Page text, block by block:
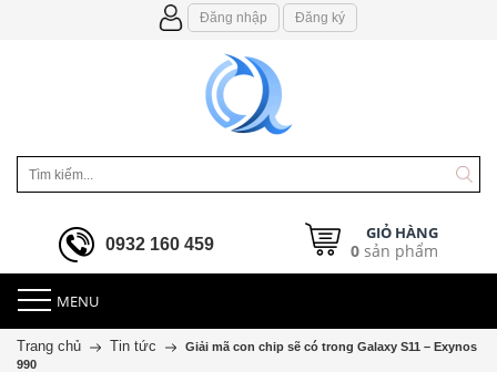
Đăng nhập Đăng ký
0932 160 459
GIỎ HÀNG
0sản phẩm
MENU
Trang chủ Tin tức
Giải mã con chip sẽ có trong Galaxy S11 – Exynos
990